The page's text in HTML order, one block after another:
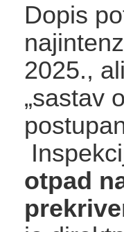
Dopis
2025.,
„sastav
otpad